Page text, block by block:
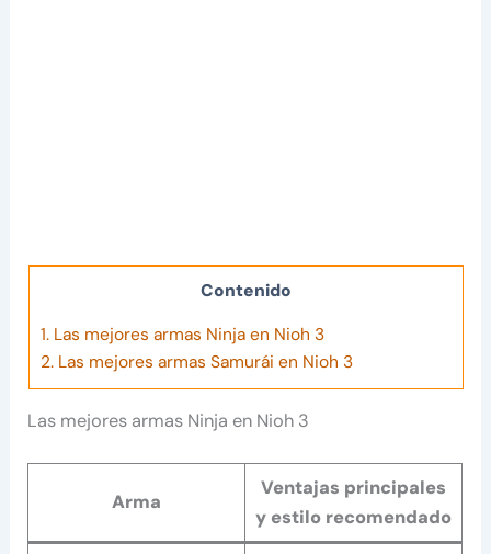
Contenido
1.Las mejores armas Ninja en Nioh 3
2.Las mejores armas Samurái en Nioh 3
Las mejores armas Ninja en Nioh 3
Arma
Ventajas principales
y estilo recomendado